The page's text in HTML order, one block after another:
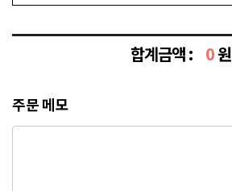
합계금액 : 0원
주문 메모